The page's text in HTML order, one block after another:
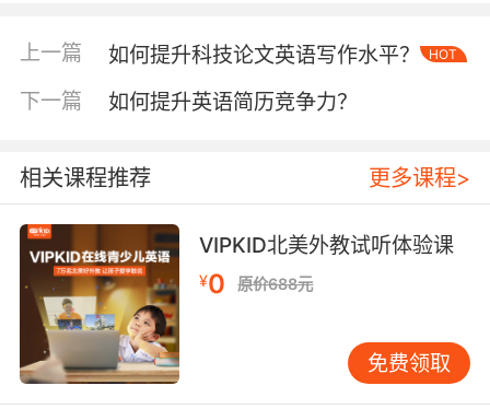
程技术发展迅速，新的术语不断涌现，教材的更
新速度有时难以跟上实际需求，导致教学内容与
行业前沿存在一定脱节。据相关调查显示，约有
用场景。
二、教学方法与策略
为了提升英语编程术语教学的效果，需要采用多
样化的教学方法和策略。情境教学法是一种行之
有效的方式。教师可以创设真实的编程项目情
境，让学生在实际操作中理解和运用英语编程术
上一篇 如何提升科技论文英语写作水平？ HOT
下一篇 如何提升英语简历竞争力？
相关课程推荐 更多课程>
VIPKID北美外教试听体验课
¥0 原价688元
免费领取